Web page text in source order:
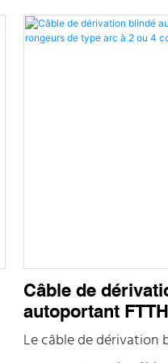
d'acier parallèles
Câble de
autoportant
rongeurs de
Le câble de dérivation